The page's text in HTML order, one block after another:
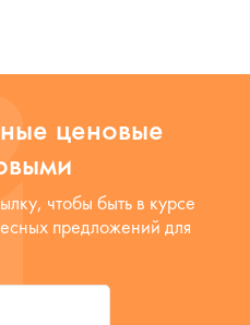
ценовые
чтобы быть в курсе
предложений для